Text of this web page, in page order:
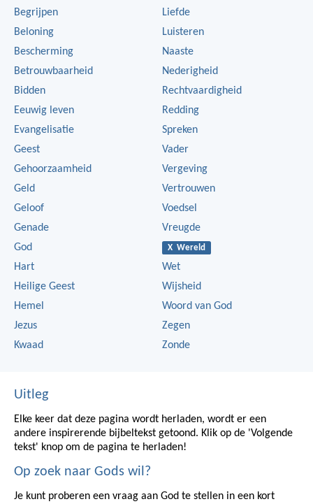
Begrijpen
Beloning
Bescherming
Betrouwbaarheid
Bidden
Eeuwig leven
Evangelisatie
Geest
Gehoorzaamheid
Geld
Geloof
Genade
God
Hart
Heilige Geest
Hemel
Jezus
Kwaad
Liefde
Luisteren
Naaste
Nederigheid
Rechtvaardigheid
Redding
Spreken
Vader
Vergeving
Vertrouwen
Voedsel
Vreugde
X Wereld
Wet
Wijsheid
Woord van God
Zegen
Zonde
Uitleg
Elke keer dat deze pagina wordt herladen, wordt er een
andere inspirerende bijbeltekst getoond. Klik op de 'Volgende
tekst' knop om de pagina te herladen!
Op zoek naar Gods wil?
Je kunt proberen een vraag aan God te stellen in een kort